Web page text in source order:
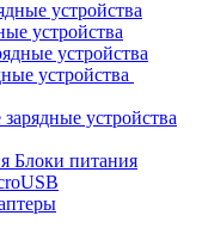
устройства
устройства
устройства
Блоки питания